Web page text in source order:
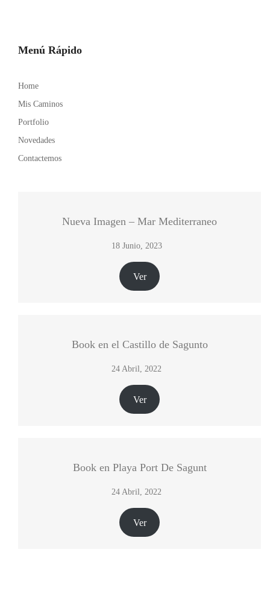
Menú Rápido
Home
Mis Caminos
Portfolio
Novedades
Contactemos
Nueva Imagen – Mar Mediterraneo
18 Junio, 2023
Ver
Book en el Castillo de Sagunto
24 Abril, 2022
Ver
Book en Playa Port De Sagunt
24 Abril, 2022
Ver